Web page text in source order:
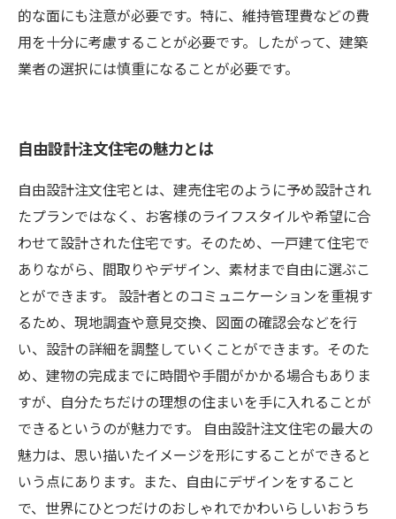
的な面にも注意が必要です。特に、維持管理費などの費
用を十分に考慮することが必要です。したがって、建築
業者の選択には慎重になることが必要です。
自由設計注文住宅の魅力とは
自由設計注文住宅とは、建売住宅のように予め設計され
たプランではなく、お客様のライフスタイルや希望に合
わせて設計された住宅です。そのため、一戸建て住宅で
ありながら、間取りやデザイン、素材まで自由に選ぶこ
とができます。 設計者とのコミュニケーションを重視す
るため、現地調査や意見交換、図面の確認会などを行
い、設計の詳細を調整していくことができます。そのた
め、建物の完成までに時間や手間がかかる場合もありま
すが、自分たちだけの理想の住まいを手に入れることが
できるというのが魅力です。 自由設計注文住宅の最大の
魅力は、思い描いたイメージを形にすることができると
いう点にあります。また、自由にデザインをすること
で、世界にひとつだけのおしゃれでかわいらしいおうち